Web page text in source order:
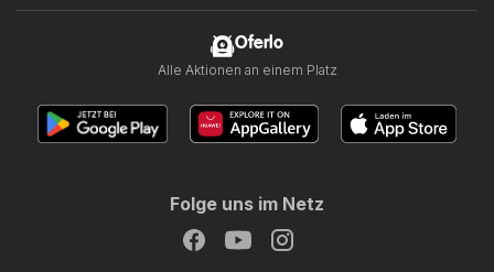
Oferlo
Alle Aktionen an einem Platz
Folge uns im Netz